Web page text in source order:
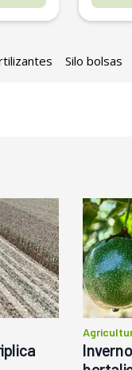
1987
Londrina
R$
Silo bolsas